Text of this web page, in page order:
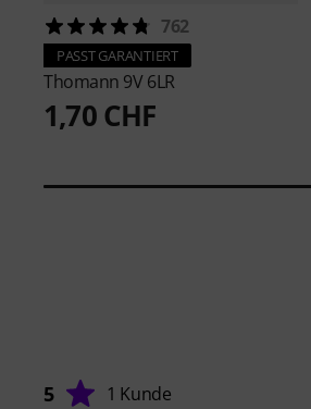
762
PASST GARANTIERT
Thomann 9V 6LR
1,70 CHF
5 1 Kunde